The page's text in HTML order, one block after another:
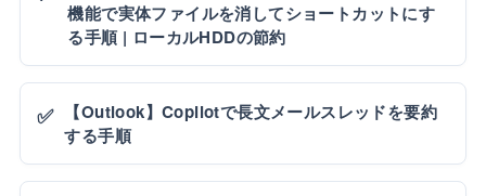
機能で実体ファイルを消してショートカットにす
る手順 | ローカルHDDの節約
✅
【Outlook】Copilotで長文メールスレッドを要約
する手順